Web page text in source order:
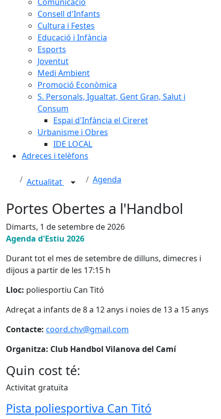
Consell d'Infants
Cultura i Festes
Educació i Infància
Esports
Joventut
Medi Ambient
Promoció Econòmica
S. Personals, Igualtat, Gent Gran, Salut i
Consum
Espai d'Infància el Cireret
Urbanisme i Obres
IDE LOCAL
Adreces i telèfons
Actualitat Agenda
Portes Obertes a l'Handbol
Dimarts, 1 de setembre de 2026
Agenda d'Estiu 2026
Durant tot el mes de setembre de dilluns, dimecres i
dijous a partir de les 17:15 h
Lloc: poliesportiu Can Titó
Adreçat a infants de 8 a 12 anys i noies de 13 a 15 anys
Contacte: coord.chv@gmail.com
Organitza: Club Handbol Vilanova del Camí
Quin cost té:
Activitat gratuïta
Pista poliesportiva Can Titó